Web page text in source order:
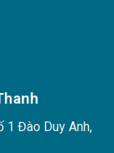
1 Đào Duy Anh,